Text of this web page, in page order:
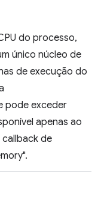
do processo,
único núcleo de
de execução do
pode exceder
apenas ao
de